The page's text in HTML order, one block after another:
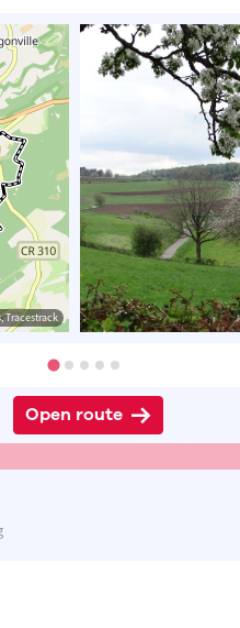
Tracestrack
Open route
© Eddy & Rita